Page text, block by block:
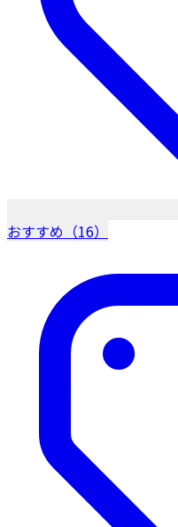
おすすめ（16）